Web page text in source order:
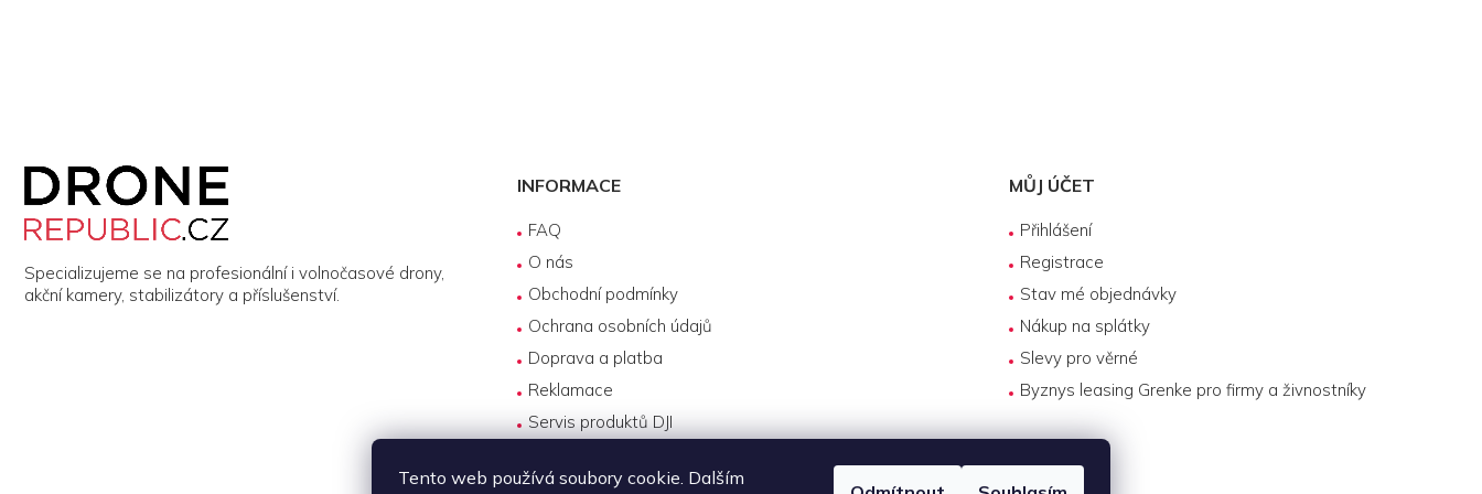
Tento web používá soubory cookie. Dalším
Specializujeme se na profesionální i volnočasové drony,
akční kamery, stabilizátory a příslušenství.
INFORMACE
FAQ
O nás
Obchodní podmínky
Ochrana osobních údajů
Doprava a platba
Reklamace
Servis produktů DJI
MŮJ ÚČET
Přihlášení
Registrace
Stav mé objednávky
Nákup na splátky
Slevy pro věrné
Byznys leasing Grenke pro firmy a živnostníky